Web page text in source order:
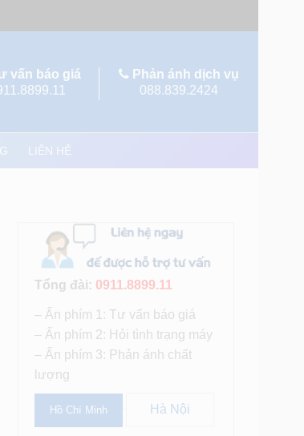
vấn báo giá
Phản ánh dịch vụ
088.839.2424
LIÊN HỆ
Tổng đài: 0911.8899.11
– Ấn phím 1: Tư vấn báo giá
– Ấn phím 2: Hỏi tình trạng máy
– Ấn phím 3: Phản ánh chất
lượng
Hồ Chí Minh Hà Nội